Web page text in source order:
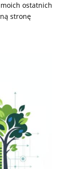
ostatnich
stronę